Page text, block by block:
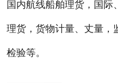
国内航线船舶理货，国际
理货，货物计量、丈量，
检验等。